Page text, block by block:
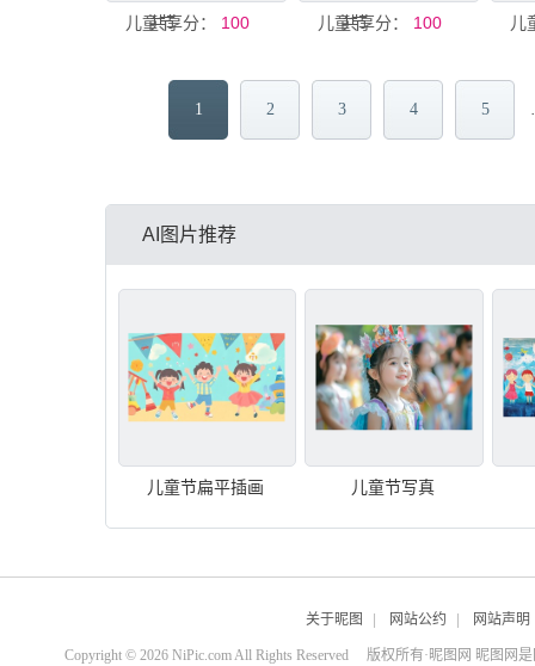
儿童节
共享分： 100 儿童节
共享分： 100 儿
1 2 3 4 5
AI图片推荐
儿童节扁平插画 儿童节写真
关于昵图 | 网站公约 | 网站声明
Copyright © 2026 NiPic.com All Rights Reserved 版权所有·昵图网 昵图网